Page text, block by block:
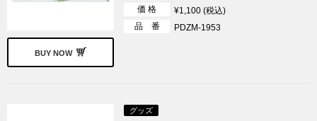
BUY NOW
価 格
¥1,100 (税込)
品 番
PDZM-1953
グッズ